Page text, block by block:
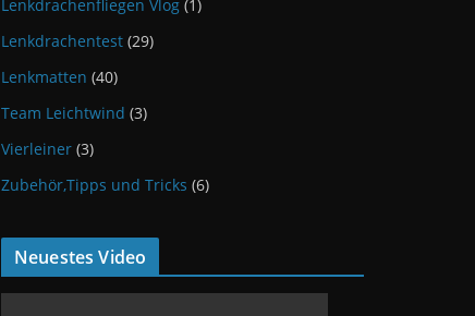
Lenkdrachenfliegen Vlog (1)
Lenkdrachentest (29)
Lenkmatten (40)
Team Leichtwind (3)
Vierleiner (3)
Zubehör,Tipps und Tricks (6)
Neuestes Video